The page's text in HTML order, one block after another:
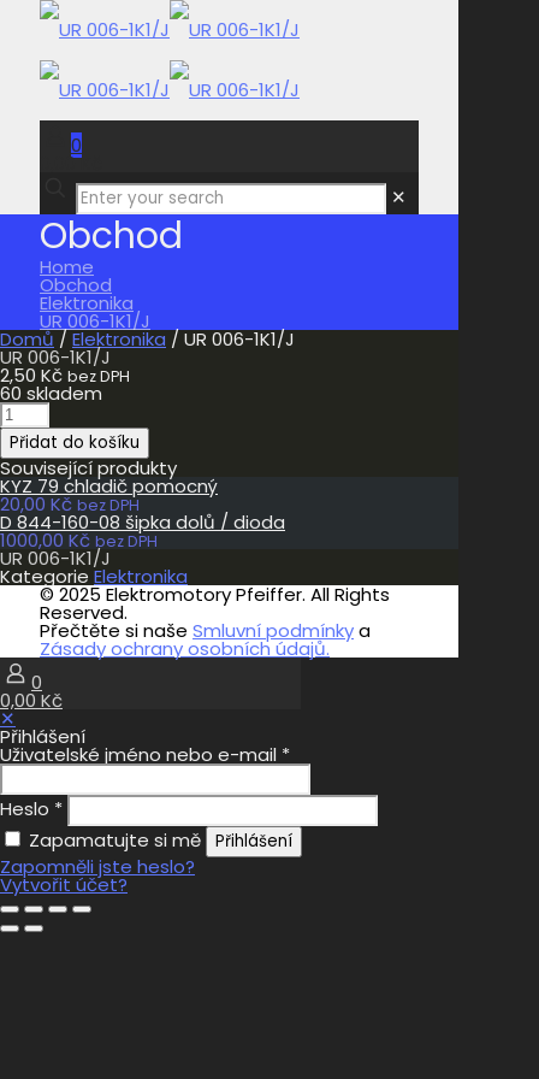
0
0,00 Kč
✕
Obchod
Home
Obchod
Elektronika
UR 006-1K1/J
Domů / Elektronika / UR 006-1K1/J
UR 006-1K1/J
2,50 Kč bez DPH
60 skladem
UR
006-
1K1/J
množství
Přidat do košíku
Související produkty
KYZ 79 chladič pomocný
20,00 Kč bez DPH
D 844-160-08 šipka dolů / dioda
1000,00 Kč bez DPH
UR 006-1K1/J
Kategorie Elektronika
© 2025 Elektromotory Pfeiffer. All Rights
Reserved.
Přečtěte si naše Smluvní podmínkya
Zásady ochrany osobních údajů.
0
0,00 Kč
✕
Přihlášení
Uživatelské jméno nebo e-mail *
Heslo *
Zapamatujte si mě
Přihlášení
Zapomněli jste heslo?
Vytvořit účet?